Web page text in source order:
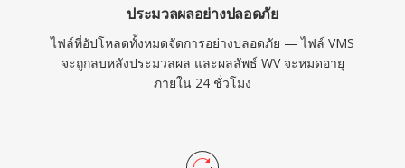
ประมวลผลอย่างปลอดภัย
ไฟล์ที่อัปโหลดทั้งหมดจัดการอย่างปลอดภัย — ไฟล์ VMS
จะถูกลบหลังประมวลผล และผลลัพธ์ WV จะหมดอายุ
ภายใน 24 ชั่วโมง